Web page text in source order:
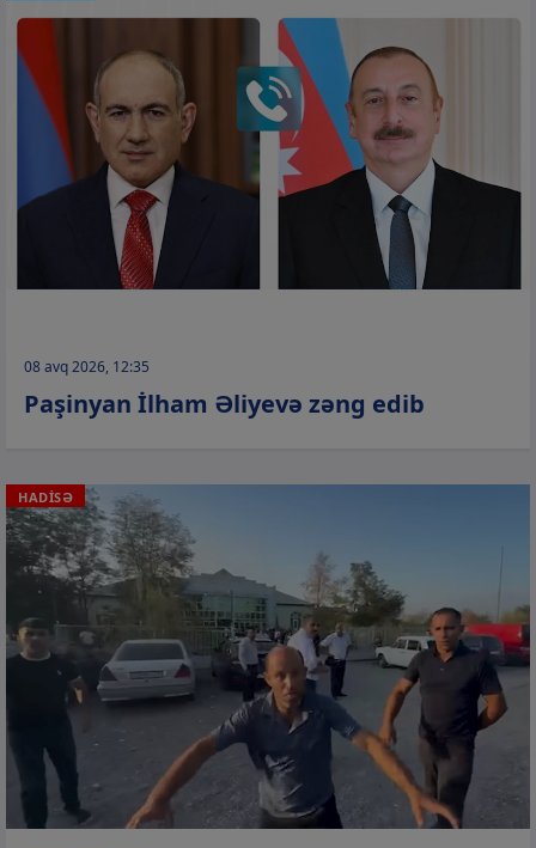
08 avq 2026, 12:35
Paşinyan İlham Əliyevə zəng edib
HADİSƏ